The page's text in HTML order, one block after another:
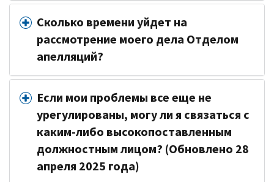
Сколько времени уйдет на
рассмотрение моего дела Отделом
апелляций?
Если мои проблемы все еще не
урегулированы, могу ли я связаться с
каким-либо высокопоставленным
должностным лицом? (Обновлено 28
апреля 2025 года)